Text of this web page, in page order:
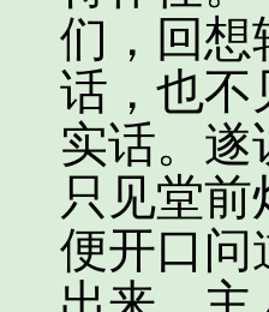
们，回想
话，也不
实话。遂
只见堂
便开口问